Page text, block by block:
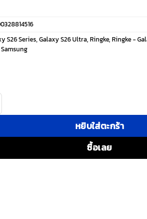
price
is:
S26 Series, Galaxy S26 Ultra, Ringke, Ringke -
รุ่น Fusion Card - เคส Galaxy S26
หยิบใส่ตะกร้า
ซื้อเลย